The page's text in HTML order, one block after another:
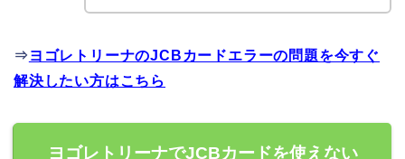
⇒ ヨゴレトリーナのJCBカードエラーの問題を今すぐ
解決したい方はこちら
ヨゴレトリーナでJCBカードを使えない